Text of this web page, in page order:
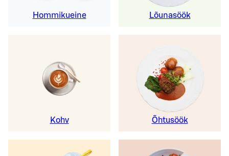
Hommikueine Lõunasöök
Kohv Õhtusöök